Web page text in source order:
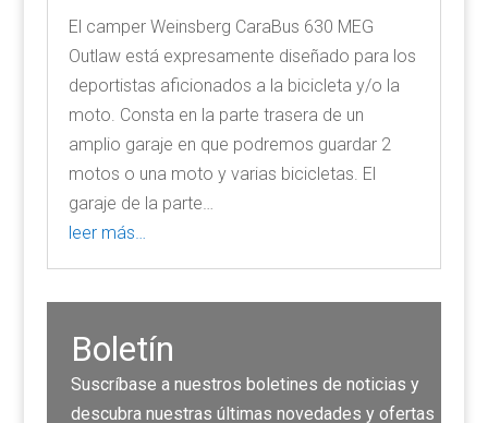
El camper Weinsberg CaraBus 630 MEG
Outlaw está expresamente diseñado para los
deportistas aficionados a la bicicleta y/o la
moto. Consta en la parte trasera de un
amplio garaje en que podremos guardar 2
motos o una moto y varias bicicletas. El
garaje de la parte…
leer más…
Boletín
Suscríbase a nuestros boletines de noticias y
descubra nuestras últimas novedades y ofertas